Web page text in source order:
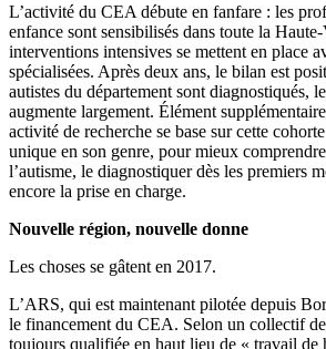
L’activité du CEA débute en fanfare : les
enfance sont sensibilisés dans toute la
interventions intensives se mettent en place
spécialisées. Après deux ans, le bilan est
autistes du département sont diagnostiqués,
augmente largement. Élément
activité de recherche se base sur cette
unique en son genre, pour mieux
l’autisme, le diagnostiquer dès les premiers
encore la prise en charge.
Nouvelle région, nouvelle donne
Les choses se gâtent en 2017.
L’ARS, qui est maintenant pilotée depuis
le financement du CEA. Selon un collectif
toujours qualifiée en haut lieu de « travail de